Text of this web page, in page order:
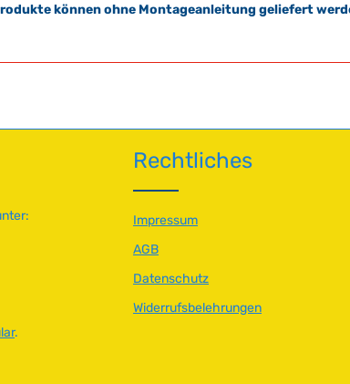
können ohne Montageanleitung geliefert
.
Rechtliches
Impressum
AGB
Datenschutz
Widerrufsbelehrungen